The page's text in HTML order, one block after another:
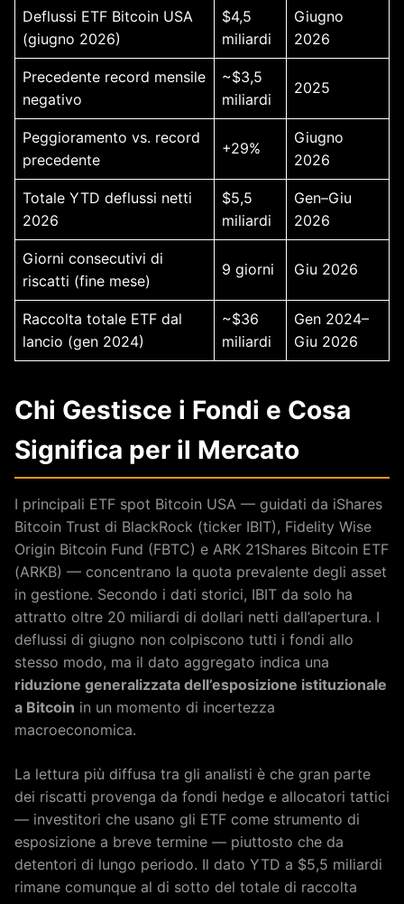
Deflussi ETF Bitcoin USA
(giugno 2026)
$4,5
miliardi
Giugno
2026
Precedente record mensile
negativo
~$3,5
miliardi
2025
Peggioramento vs. record
precedente
+29%
Giugno
2026
Totale YTD deflussi netti
2026
$5,5
miliardi
Gen–Giu
2026
Giorni consecutivi di
riscatti (fine mese)
9 giorni Giu 2026
Raccolta totale ETF dal
lancio (gen 2024)
~$36
miliardi
Gen 2024–
Giu 2026
Chi Gestisce i Fondi e Cosa
Significa per il Mercato
I principali ETF spot Bitcoin USA — guidati da iShares
Bitcoin Trust di BlackRock (ticker IBIT), Fidelity Wise
Origin Bitcoin Fund (FBTC) e ARK 21Shares Bitcoin ETF
(ARKB) — concentrano la quota prevalente degli asset
in gestione. Secondo i dati storici, IBIT da solo ha
attratto oltre 20 miliardi di dollari netti dall’apertura. I
deflussi di giugno non colpiscono tutti i fondi allo
stesso modo, ma il dato aggregato indica una
riduzione generalizzata dell’esposizione istituzionale
a Bitcoin in un momento di incertezza
macroeconomica.
La lettura più diffusa tra gli analisti è che gran parte
dei riscatti provenga da fondi hedge e allocatori tattici
— investitori che usano gli ETF come strumento di
esposizione a breve termine — piuttosto che da
detentori di lungo periodo. Il dato YTD a $5,5 miliardi
rimane comunque al di sotto del totale di raccolta